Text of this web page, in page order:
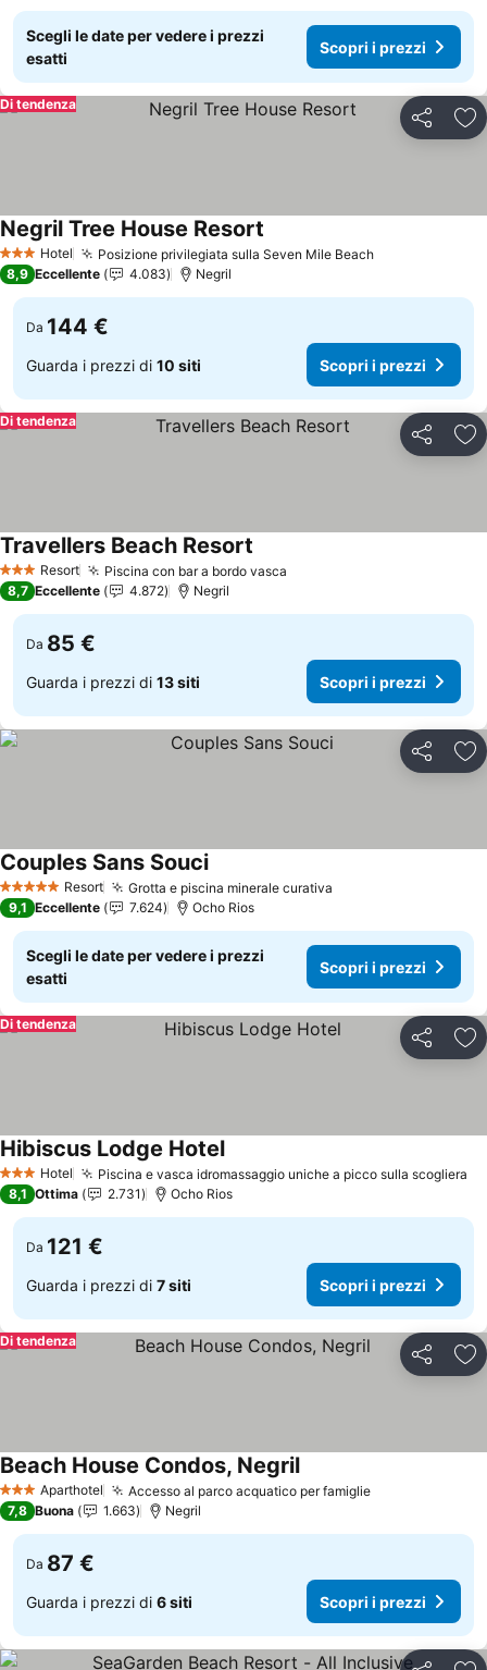
Scegli le date per vedere i prezzi
esatti
Scopri i prezzi
Condividi
Di tendenza
3 StelleHotel Posizione privilegiata sulla Seven Mile BeachScopri i
Negril Tree House Resort
8,9 Eccellente 4.083 Negril
Da 144 €
Guarda i prezzi di 10 siti Scopri i prezzi
Condividi
Di tendenza
3 StelleResort Piscina con bar a bordo vasca
Travellers Beach Resort
8,7 Eccellente 4.872 Negril
Da 85 €
Guarda i prezzi di 13 siti Scopri i prezzi
Condividi
5 Stelle Resort Grotta e piscina minerale curativa
Couples Sans SouciScopri i prezzi
9,1 Eccellente 7.624 Ocho Rios
Scegli le date per vedere i prezzi
esatti
Scopri i prezzi
Condividi
Di tendenza
3 StelleHotel Piscina e vasca idromassaggio uniche a picco sulla scogliera
Hibiscus Lodge HotelScopri i prezzi
8,1 Ottima 2.731 Ocho Rios
Da 121 €
Guarda i prezzi di 7 siti Scopri i prezzi
Condividi
Di tendenza
3 StelleAparthotel Accesso al parco acquatico per famiglieScopri i
Beach House Condos, NegrilScopri i prezzi
7,8 Buona 1.663 Negril
Da 87 €
Guarda i prezzi di 6 siti Scopri i prezzi